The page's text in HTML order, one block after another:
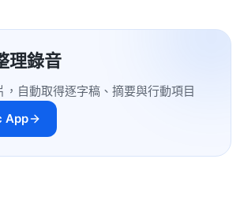
理錄音
，自動取得逐字稿、摘要與行動項目
App